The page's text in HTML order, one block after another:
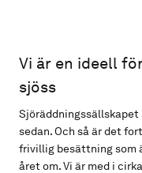
Vi är en ideell
sjöss
Sjöräddningssällskapet
sedan. Och så är det
frivillig besättning som
året om. Vi är med i